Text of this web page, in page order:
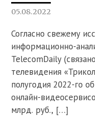
05.08.2022
Согласно свежему
информационно-
TelecomDaily
телевидения
полугодия 2022-го
онлайн-
млрд. руб., […]